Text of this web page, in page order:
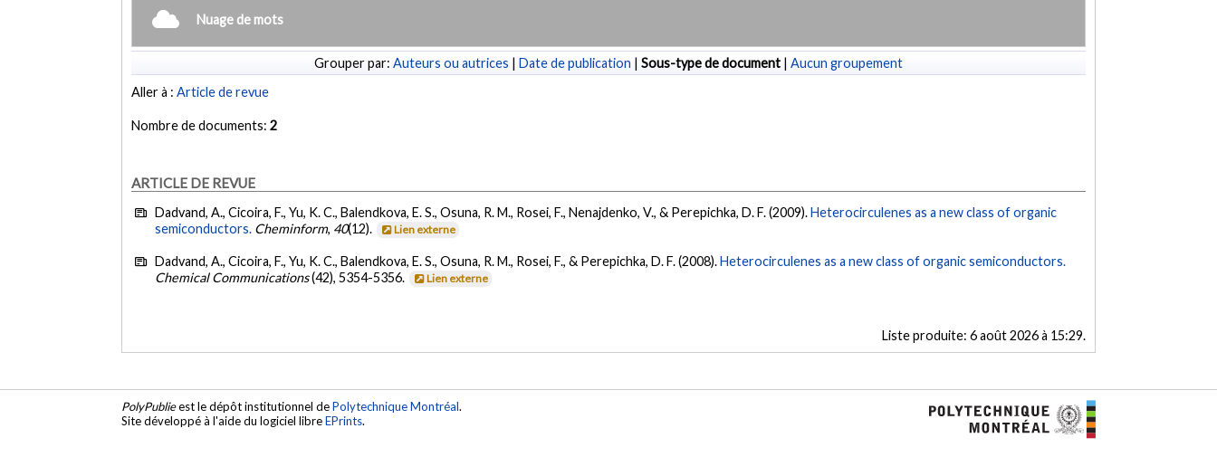
Nuage de mots
Grouper par: Auteurs ou autrices | Date de publication | Sous-type de document | Aucun groupement
Aller à :Article de revue
Nombre de documents:2
ARTICLE DE REVUE
Dadvand, A., Cicoira, F., Yu, K. C., Balendkova, E. S., Osuna, R. M., Rosei, F., Nenajdenko, V., & Perepichka, D. F. (2009).Heterocirculenes as a new class of organic
semiconductors. Cheminform, 40(12). Lien externe
Dadvand, A., Cicoira, F., Yu, K. C., Balendkova, E. S., Osuna, R. M., Rosei, F., & Perepichka, D. F. (2008).Heterocirculenes as a new class of organic semiconductors.
Chemical Communications(42), 5354-5356. Lien externe
Liste produite: 6 août 2026 à 15:29.
PolyPublieest le dépôt institutionnel dePolytechnique Montréal.
Site développé à l'aide du logiciel libreEPrints.